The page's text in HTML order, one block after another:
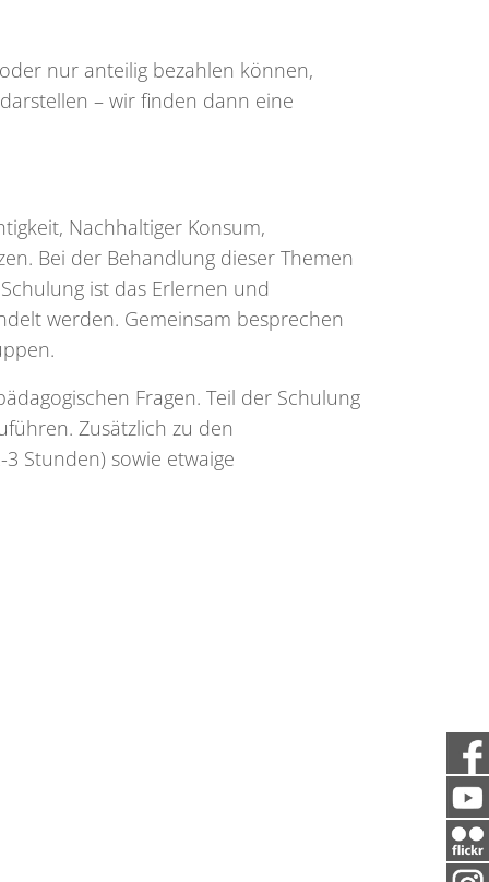
nur anteilig bezahlen können,
– wir finden dann eine
Nachhaltiger Konsum,
Bei der Behandlung dieser Themen
ist das Erlernen und
werden. Gemeinsam besprechen
Fragen. Teil der Schulung
Zusätzlich zu den
Stunden) sowie etwaige